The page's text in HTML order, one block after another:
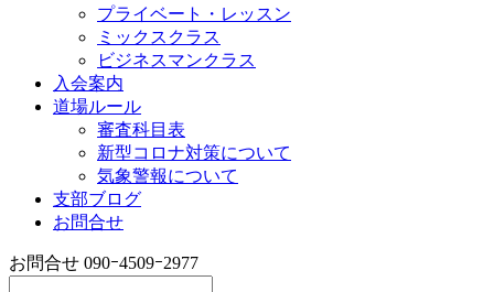
プライベート・レッスン
ミックスクラス
ビジネスマンクラス
入会案内
道場ルール
審査科目表
新型コロナ対策について
気象警報について
支部ブログ
お問合せ
お問合せ 090ｰ4509ｰ2977